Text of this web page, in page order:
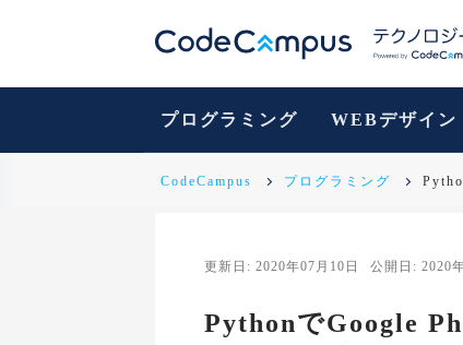
プログラミング WEBデザイン
CodeCampus プログラミング
更新日: 2020年07月10日 公開日: 2020
PythonでGoogle